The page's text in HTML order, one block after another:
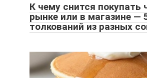
К чему снится покупать
рынке или в магазине —
толкований из разных